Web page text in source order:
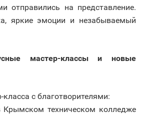
отправились на представление.
яркие эмоции и незабываемый
мастер-классы и новые
с благотворителями:
Крымском техническом колледже